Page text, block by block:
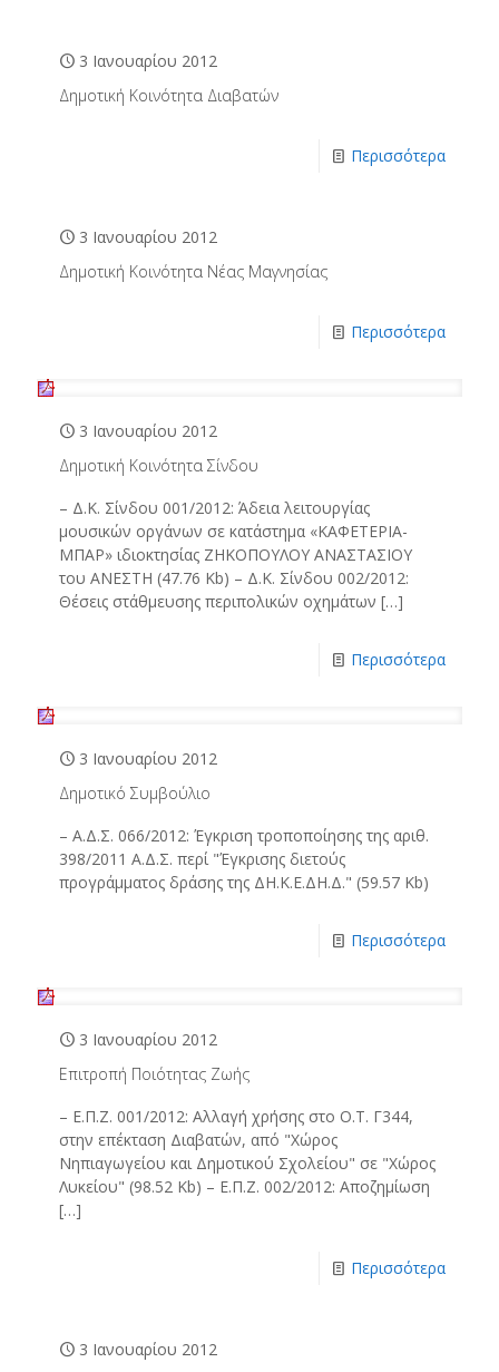
3 Ιανουαρίου 2012
Δημοτική Κοινότητα Διαβατών
Περισσότερα
3 Ιανουαρίου 2012
Δημοτική Κοινότητα Νέας Μαγνησίας
Περισσότερα
3 Ιανουαρίου 2012
Δημοτική Κοινότητα Σίνδου
– Δ.Κ. Σίνδου 001/2012: Άδεια λειτουργίας
μουσικών οργάνων σε κατάστημα «ΚΑΦΕΤΕΡΙΑ-
ΜΠΑΡ» ιδιοκτησίας ΖΗΚΟΠΟΥΛΟΥ ΑΝΑΣΤΑΣΙΟΥ
του ΑΝΕΣΤΗ (47.76 Kb) – Δ.Κ. Σίνδου 002/2012:
Θέσεις στάθμευσης περιπολικών οχημάτων […]
Περισσότερα
3 Ιανουαρίου 2012
Δημοτικό Συμβούλιο
– Α.Δ.Σ. 066/2012: Έγκριση τροποποίησης της αριθ.
398/2011 Α.Δ.Σ. περί "Έγκρισης διετούς
προγράμματος δράσης της ΔΗ.Κ.Ε.ΔΗ.Δ." (59.57 Kb)
Περισσότερα
3 Ιανουαρίου 2012
Επιτροπή Ποιότητας Ζωής
– Ε.Π.Ζ. 001/2012: Αλλαγή χρήσης στο Ο.Τ. Γ344,
στην επέκταση Διαβατών, από "Χώρος
Νηπιαγωγείου και Δημοτικού Σχολείου" σε "Χώρος
Λυκείου" (98.52 Kb) – Ε.Π.Ζ. 002/2012: Αποζημίωση
[…]
Περισσότερα
3 Ιανουαρίου 2012